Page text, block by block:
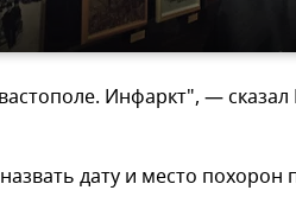
Инфаркт", —
дату и место похорон